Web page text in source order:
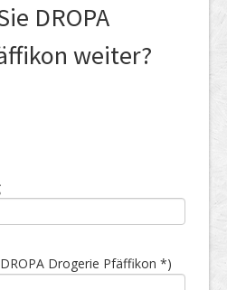
DROPA
weiter?
Drogerie Pfäffikon *)